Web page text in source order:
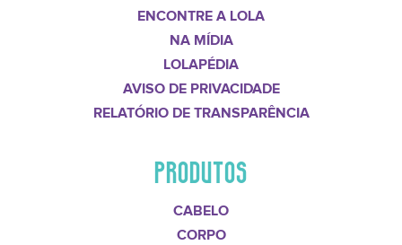
ENCONTRE A LOLA
NA MÍDIA
LOLAPÉDIA
AVISO DE PRIVACIDADE
RELATÓRIO DE TRANSPARÊNCIA
PRODUTOS
CABELO
CORPO